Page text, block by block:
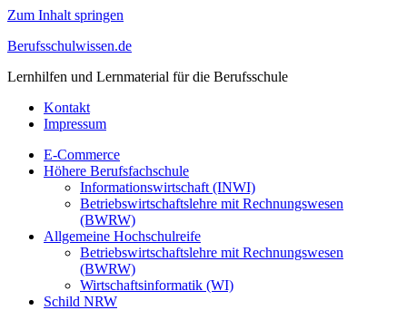
Zum Inhalt springen
Berufsschulwissen.de
Lernhilfen und Lernmaterial für die Berufsschule
Kontakt
Impressum
E-Commerce
Höhere Berufsfachschule
Informationswirtschaft (INWI)
Betriebswirtschaftslehre mit Rechnungswesen
(BWRW)
Allgemeine Hochschulreife
Betriebswirtschaftslehre mit Rechnungswesen
(BWRW)
Wirtschaftsinformatik (WI)
Schild NRW